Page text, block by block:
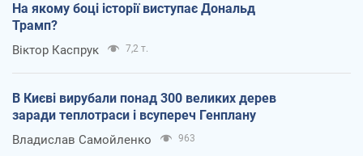
На якому боці історії виступає Дональд
Трамп?
Віктор Каспрук 7,2 т.
В Києві вирубали понад 300 великих дерев
заради теплотраси і всупереч Генплану
Владислав Самойленко 963